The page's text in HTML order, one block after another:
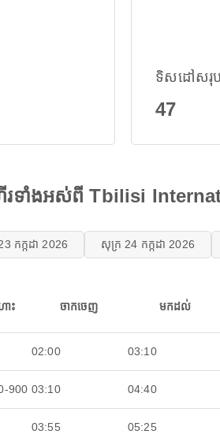
ទិសដៅសរុប
47
រទាំងអស់ពី Tbilisi
កក្កដា 2026 សុក្រ 24 កក្កដា 2026
ះ ចាកចេញ មកដល់
02:00 03:10
900 03:10 04:40
03:55 05:25